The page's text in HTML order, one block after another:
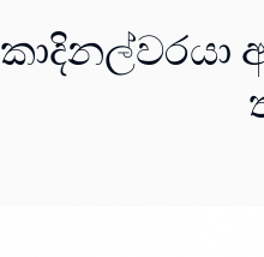
කාදිනල්වරයා